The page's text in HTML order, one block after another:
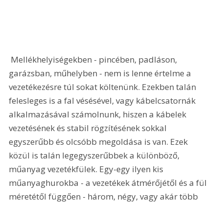
garázsban, műhelyben - nem is lenne értelme a
vezetékezésre túl sokat költenünk. Ezekben talán
felesleges is a fal vésésével, vagy kábelcsatornák
alkalmazásával számolnunk, hiszen a kábelek
vezetésének és stabil rögzítésének sokkal
egyszerűbb és olcsóbb megoldása is van. Ezek
közül is talán legegyszerűbbek a különböző,
műanyag vezetékfülek. Egy-egy ilyen kis
műanyaghurokba - a vezetékek átmérőjétől és a fül
méretétől függően - három, négy, vagy akár több